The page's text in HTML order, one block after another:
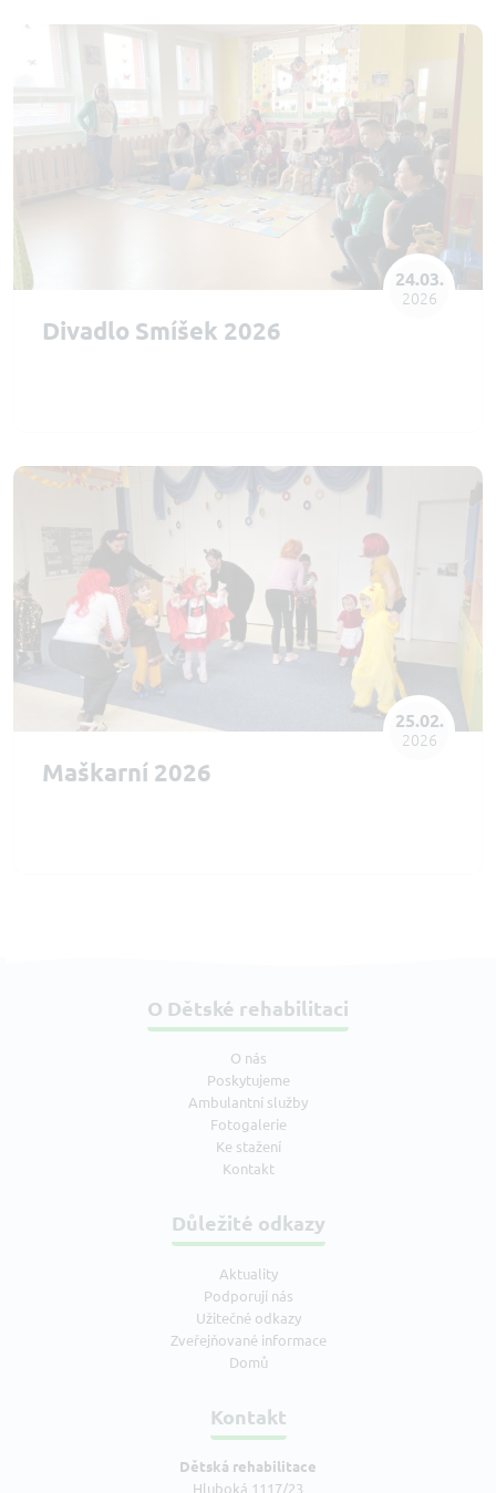
24.03.
2026
Divadlo Smíšek 2026
25.02.
2026
Maškarní 2026
O Dětské rehabilitaci
O nás
Poskytujeme
Ambulantní služby
Fotogalerie
Ke stažení
Kontakt
Důležité odkazy
Aktuality
Podporují nás
Užitečné odkazy
Zveřejňované informace
Domů
Kontakt
Dětská rehabilitace
Hluboká 1117/23